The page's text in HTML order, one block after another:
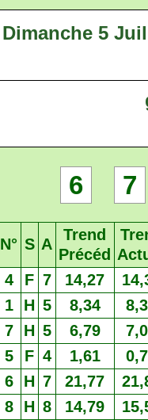
Dimanche 5
6 7
N° S A
Trend
Précéd
4 F 7 14,27
1 H 5 8,34
7 H 5 6,79
5 F 4 1,61
6 H 7 21,77
8 H 8 14,79